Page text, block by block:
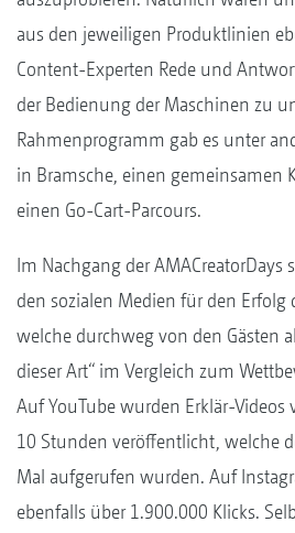
aus den jeweiligen Produktlinien
Content-Experten Rede und
der Bedienung der Maschinen zu
Rahmenprogramm gab es unter
in Bramsche, einen gemeinsamen
einen Go-Cart-Parcours.
Im Nachgang der AMACreatorDays
den sozialen Medien für den Erfolg
welche durchweg von den Gästen
dieser Art‘‘ im Vergleich zum
Auf YouTube wurden Erklär-
10 Stunden veröffentlicht, welche
Mal aufgerufen wurden. Auf
ebenfalls über 1.900.000 Klicks.